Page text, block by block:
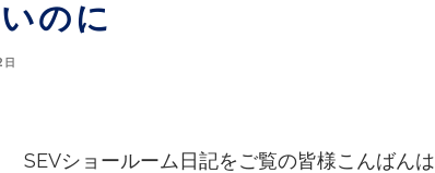
のに
SEVショールーム日記をご覧の皆様こんばんは